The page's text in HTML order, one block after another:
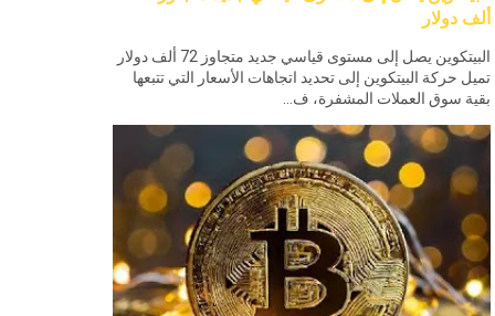
ألف دولار
البيتكوين يصل إلى مستوى قياسي جديد متجاوز 72 ألف دولار
تميل حركة البيتكوين إلى تحديد اتجاهات الأسعار التي تتبعها
بقية سوق العملات المشفرة، ف...